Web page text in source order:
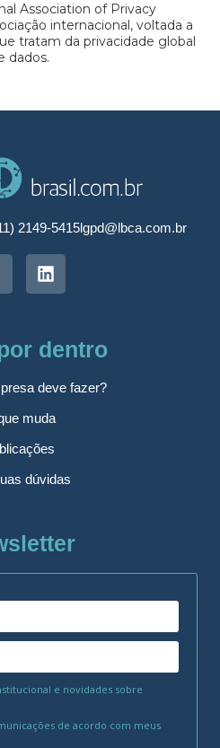
Association of Privacy
internacional, voltada a
tratam da privacidade global
dados.
2149-5415lgpd@lbca.com.br
dentro
deve fazer?
muda
dúvidas
e novidades sobre
de acordo com meus